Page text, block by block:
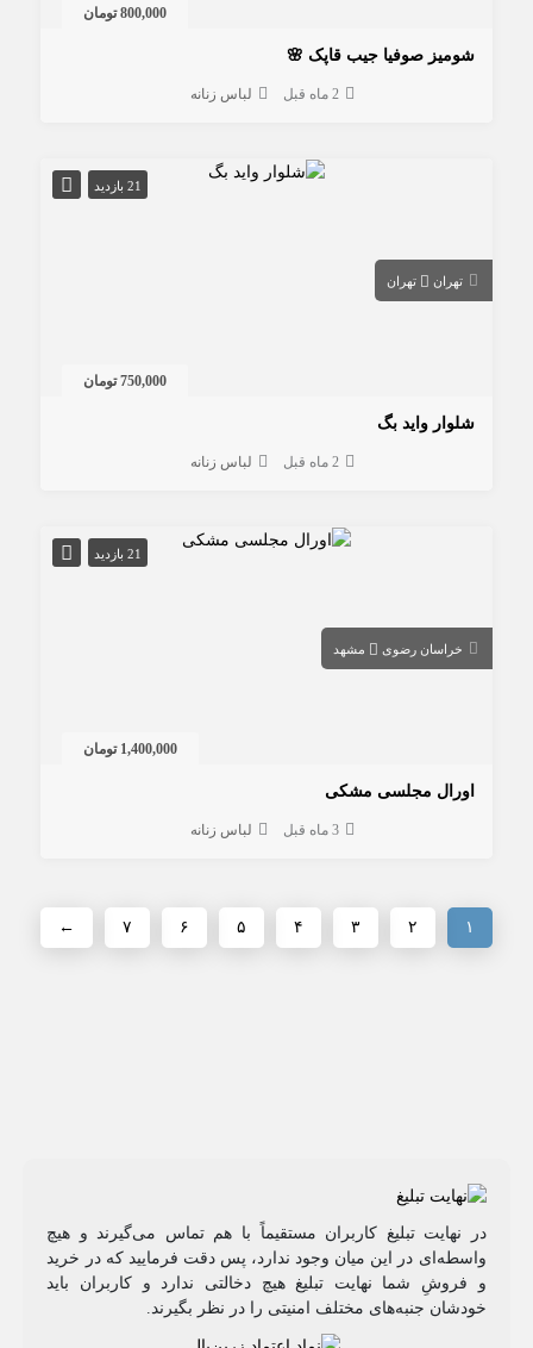
800,000 تومان
شومیز صوفیا جیب قاپک 🌸
2 ماه قبل لباس زنانه
21 بازدید
تهران تهران
750,000 تومان
شلوار واید بگ
2 ماه قبل لباس زنانه
21 بازدید
خراسان رضوی مشهد
1,400,000 تومان
اورال مجلسی مشکی
3 ماه قبل لباس زنانه
۱ ۲ ۳ ۴ ۵ ۶ ۷ ←
در نهایت تبلیغ کاربران مستقیماً با هم تماس می‌گیرند و هیچ
واسطه‌ای در این میان وجود ندارد، پس دقت فرمایید که در خرید
و فروشِ شما نهایت تبلیغ هیچ دخالتی ندارد و کاربران باید
خودشان جنبه‌های مختلف امنیتی را در نظر بگیرند.